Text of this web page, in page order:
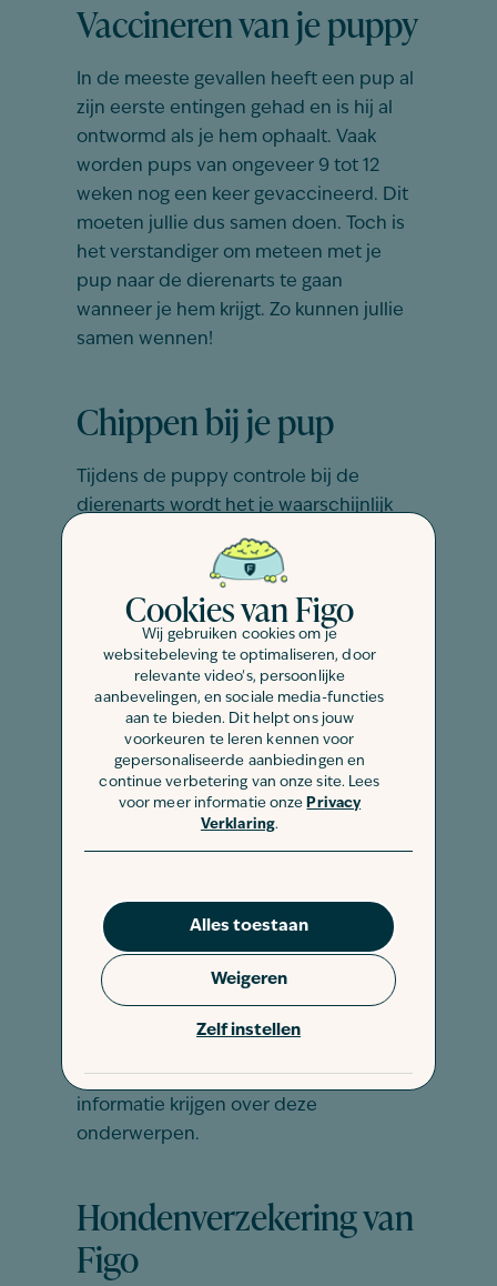
Cookies van Figo
Wij gebruiken cookies om je
websitebeleving te optimaliseren, door
relevante video's, persoonlijke
aanbevelingen, en sociale media-functies
aan te bieden. Dit helpt ons jouw
voorkeuren te leren kennen voor
gepersonaliseerde aanbiedingen en
continue verbetering van onze site. Lees
voor meer informatie onze Privacy
Verklaring.
Alles toestaan
Zelf instellen
Weigeren
Vaccineren van je puppy
In de meeste gevallen heeft een pup al
zijn eerste entingen gehad en is hij al
ontwormd als je hem ophaalt. Vaak
worden pups van ongeveer 9 tot 12
weken nog een keer gevaccineerd. Dit
moeten jullie dus samen doen. Toch is
het verstandiger om meteen met je
pup naar de dierenarts te gaan
wanneer je hem krijgt. Zo kunnen jullie
samen wennen!
Chippen bij je pup
Tijdens de puppy controle bij de
dierenarts wordt het je waarschijnlijk
aangeraden om je nieuwe huisgenoot
te laten chippen. Het kan ook zijn dat
de fokker of de vorige eigenaar dit al
heeft gedaan. Tijdens dit chippen
wordt er een kleine microchip
aangebracht onder de huis van je pup.
Hierdoor kunnen dierenartsen hem
altijd identificeren als hij is verdwaald.
Steriliseren of castreren
zich mee. Laat je jouw pup steriliseren
of castreren? En zo ja, doe je dit dan
voor of na de
? Dit zijn
allemaal vragen waar je als baasje
rekening mee moet houden. Gelukkig is
en kun je bij alle praktijken genoeg
informatie krijgen over deze
onderwerpen.
Hondenverzekering van
Figo